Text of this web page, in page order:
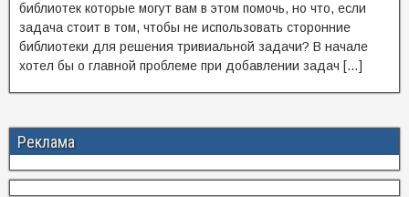
библиотек которые могут вам в этом помочь, но что, если
задача стоит в том, чтобы не использовать сторонние
библиотеки для решения тривиальной задачи? В начале
хотел бы о главной проблеме при добавлении задач […]
Реклама